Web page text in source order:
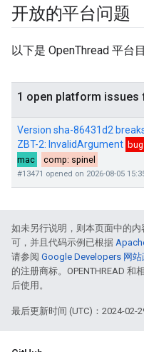
开放的平台问题
以下是 OpenThread 平台
如未另行说明，则本页面中的内
可，并且代码示例已根据
请参阅 Google Developers 网站
的注册商标。OPENTHREAD
后使用。
最后更新时间 (UTC)：2024-02-